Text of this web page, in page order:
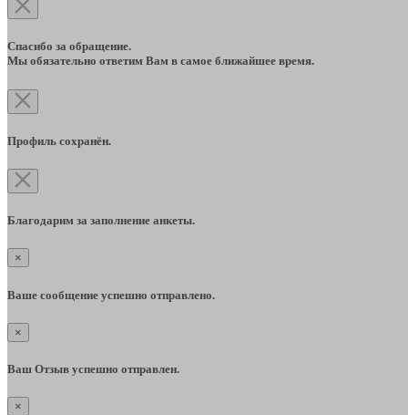
Спасибо за обращение.
Мы обязательно ответим Вам в самое ближайшее время.
Профиль сохранён.
Благодарим за заполнение анкеты.
×
Ваше сообщение успешно отправлено.
×
Ваш Отзыв успешно отправлен.
×